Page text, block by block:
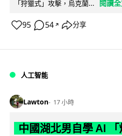
「狩獵式」攻擊，烏克蘭...
閱讀
95 54 ↗ 分享
人工智能
Lawton 17 小時
中國湖北男自學 AI